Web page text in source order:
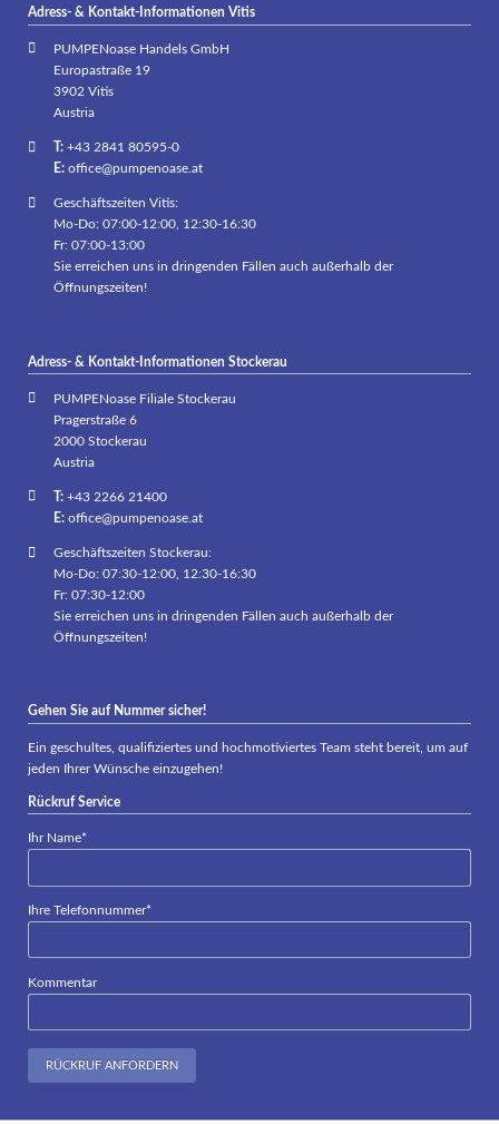
Adress- & Kontakt-Informationen Vitis
PUMPENoase Handels GmbH
Europastraße 19
3902 Vitis
Austria
T:+43 2841 80595-0
E: office@pumpenoase.at
Geschäftszeiten Vitis:
Mo-Do: 07:00-12:00, 12:30-16:30
Fr: 07:00-13:00
Sie erreichen uns in dringenden Fällen auch außerhalb der
Öffnungszeiten!
Adress- & Kontakt-Informationen Stockerau
PUMPENoase Filiale Stockerau
Pragerstraße 6
2000 Stockerau
Austria
T:+43 2266 21400
E: office@pumpenoase.at
Geschäftszeiten Stockerau:
Mo-Do: 07:30-12:00, 12:30-16:30
Fr: 07:30-12:00
Sie erreichen uns in dringenden Fällen auch außerhalb der
Öffnungszeiten!
Gehen Sie auf Nummer sicher!
Ein geschultes, qualifiziertes und hochmotiviertes Team steht bereit, um auf
jeden Ihrer Wünsche einzugehen!
Rückruf Service
Pflichtfeld
Ihr Name*
Pflichtfeld
Ihre Telefonnummer*
Kommentar
RÜCKRUF ANFORDERN